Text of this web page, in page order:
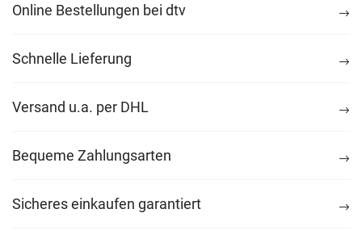
Online Bestellungen bei dtv
Schnelle Lieferung
Versand u.a. per DHL
Bequeme Zahlungsarten
Sicheres einkaufen garantiert